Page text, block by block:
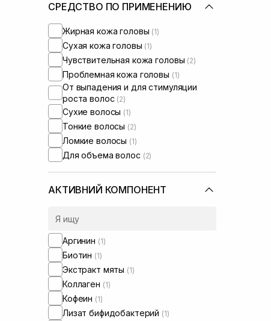
СРЕДСТВО ПО ПРИМЕНЕНИЮ
Жирная кожа головы (1)
Сухая кожа головы (1)
Чувствительная кожа головы (2)
Проблемная кожа головы (1)
От выпадения и для стимуляции
роста волос (2)
Сухие волосы (1)
Тонкие волосы (2)
Ломкие волосы (1)
Для объема волос (2)
АКТИВНИЙ КОМПОНЕНТ
Аргинин (1)
Биотин (1)
Экстракт мяты (1)
Коллаген (1)
Кофеин (1)
Лизат бифидобактерий (1)